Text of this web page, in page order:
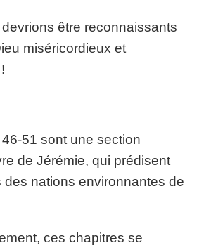
être reconnaissants
miséricordieux et
51 sont une section
de Jérémie, qui prédisent
des nations environnantes de
ces chapitres se